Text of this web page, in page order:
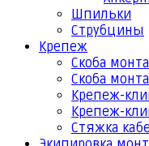
Шпильки
Струбцины
Крепеж
Скоба
Скоба
Крепеж-
Крепеж-
Стяжка